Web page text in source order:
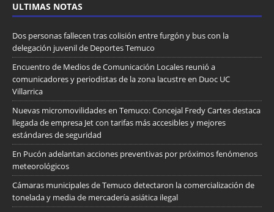
ULTIMAS NOTAS
Dos personas fallecen tras colisión entre furgón y bus con la
delegación juvenil de Deportes Temuco
Encuentro de Medios de Comunicación Locales reunió a
comunicadores y periodistas de la zona lacustre en Duoc UC
Villarrica
Nuevas micromovilidades en Temuco: Concejal Fredy Cartes destaca
llegada de empresa Jet con tarifas más accesibles y mejores
estándares de seguridad
En Pucón adelantan acciones preventivas por próximos fenómenos
meteorológicos
Cámaras municipales de Temuco detectaron la comercialización de
tonelada y media de mercadería asiática ilegal